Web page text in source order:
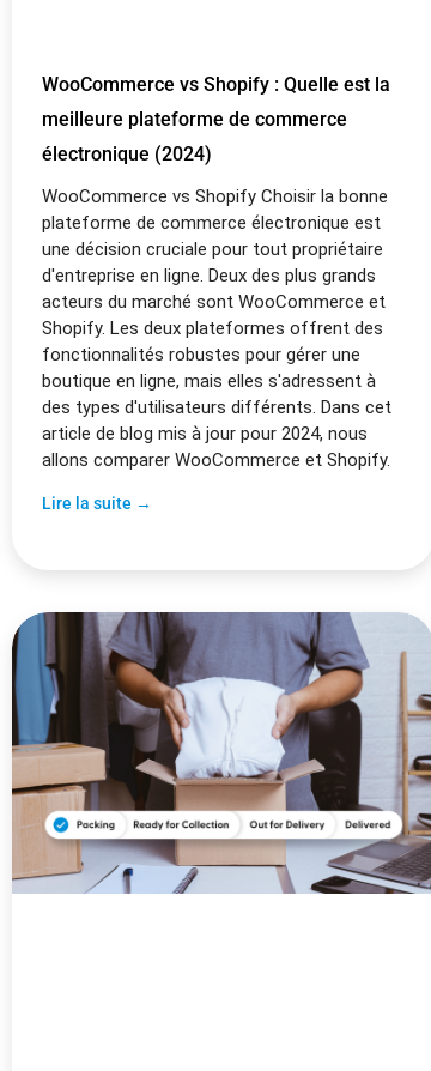
WooCommerce vs Shopify : Quelle est la
meilleure plateforme de commerce
électronique (2024)
WooCommerce vs Shopify Choisir la bonne
plateforme de commerce électronique est
une décision cruciale pour tout propriétaire
d'entreprise en ligne. Deux des plus grands
acteurs du marché sont WooCommerce et
Shopify. Les deux plateformes offrent des
fonctionnalités robustes pour gérer une
boutique en ligne, mais elles s'adressent à
des types d'utilisateurs différents. Dans cet
article de blog mis à jour pour 2024, nous
allons comparer WooCommerce et Shopify.
Lire la suite →